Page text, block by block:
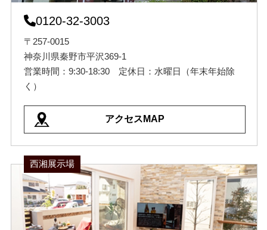
0120-32-3003
〒257-0015
神奈川県秦野市平沢369-1
営業時間：9:30-18:30 定休日：水曜日（年末年始除
く）
アクセスMAP
西湘展示場